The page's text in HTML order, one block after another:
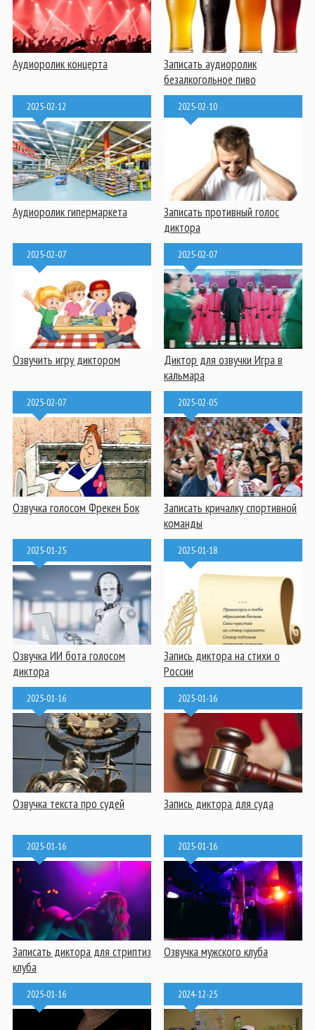
Аудиоролик концерта
Записать аудиоролик
безалкогольное пиво
2025-02-12
Аудиоролик гипермаркета
2025-02-10
Записать противный голос
диктора
2025-02-07
Озвучить игру диктором
2025-02-07
Диктор для озвучки Игра в
кальмара
2025-02-07
Озвучка голосом Фрекен Бок
2025-02-05
Записать кричалку спортивной
команды
2025-01-25
Озвучка ИИ бота голосом
диктора
2025-01-18
Запись диктора на стихи о
России
2025-01-16
Озвучка текста про судей
2025-01-16
Запись диктора для суда
2025-01-16
Записать диктора для стриптиз
клуба
2025-01-16
Озвучка мужского клуба
2025-01-16 2024-12-25